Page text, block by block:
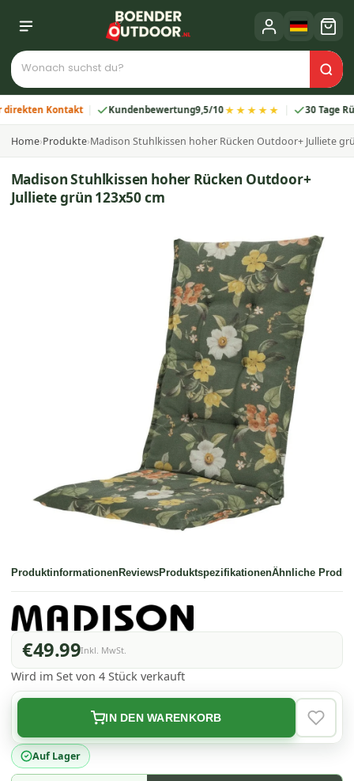
Kontakt Kundenbewertung9,5/10★★★★★ 30 Tage
Home›Produkte›Madison Stuhlkissen hoher Rücken Outdoor+ Julliete
Madison Stuhlkissen hoher Rücken Outdoor+
Julliete grün 123x50 cm
ProduktinformationenReviewsProduktspezifikationenÄhnliche
€49.99Inkl. MwSt.
Auf Lager
Wird im Set von 4 Stück verkauft
IN DEN WARENKORB